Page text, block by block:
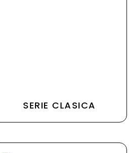
SERIE CLASICA